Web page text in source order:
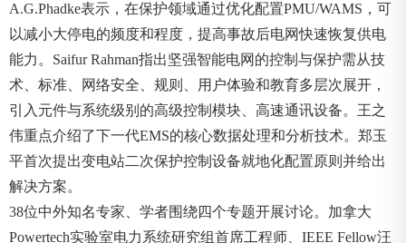
A.G.Phadke表示，在保护领域通过优化配置PMU/WAMS，可
以减小大停电的频度和程度，提高事故后电网快速恢复供电
能力。Saifur Rahman指出坚强智能电网的控制与保护需从技
术、标准、网络安全、规则、用户体验和教育多层次展开，
引入元件与系统级别的高级控制模块、高速通讯设备。王之
伟重点介绍了下一代EMS的核心数据处理和分析技术。郑玉
平首次提出变电站二次保护控制设备就地化配置原则并给出
解决方案。
38位中外知名专家、学者围绕四个专题开展讨论。加拿大
Powertech实验室电力系统研究组首席工程师、IEEE Fellow汪